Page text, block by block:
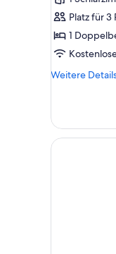
Platz für 3
1
Weitere
Weitere
Suite